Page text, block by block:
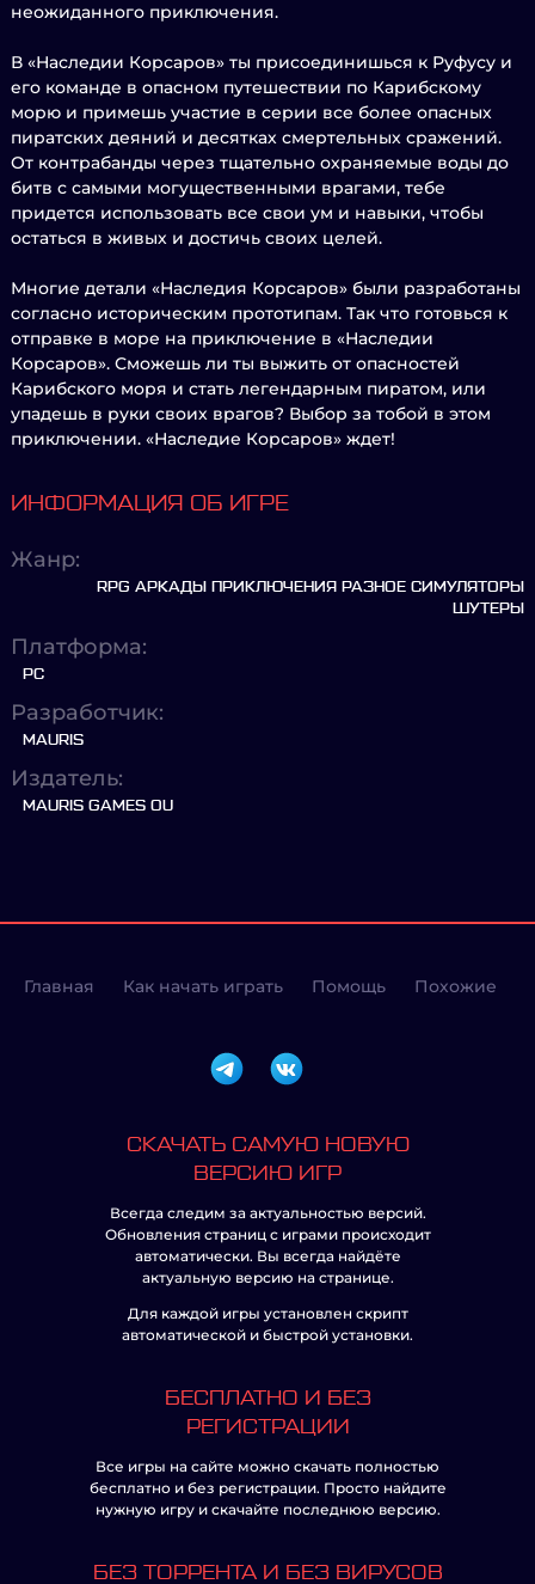
неожиданного приключения.
В «Наследии Корсаров» ты присоединишься к Руфусу и
его команде в опасном путешествии по Карибскому
морю и примешь участие в серии все более опасных
пиратских деяний и десятках смертельных сражений.
От контрабанды через тщательно охраняемые воды до
битв с самыми могущественными врагами, тебе
придется использовать все свои ум и навыки, чтобы
остаться в живых и достичь своих целей.
Многие детали «Наследия Корсаров» были разработаны
согласно историческим прототипам. Так что готовься к
отправке в море на приключение в «Наследии
Корсаров». Сможешь ли ты выжить от опасностей
Карибского моря и стать легендарным пиратом, или
упадешь в руки своих врагов? Выбор за тобой в этом
приключении. «Наследие Корсаров» ждет!
ИНФОРМАЦИЯ ОБ ИГРЕ
Жанр:
RPG АРКАДЫ ПРИКЛЮЧЕНИЯ РАЗНОЕ СИМУЛЯТОРЫ
ШУТЕРЫ
Платформа:
PC
Разработчик:
MAURIS
Издатель:
MAURIS GAMES OU
Главная Как начать играть Помощь Похожие
СКАЧАТЬ САМУЮ НОВУЮ
ВЕРСИЮ ИГР
Всегда следим за актуальностью версий.
Обновления страниц с играми происходит
автоматически. Вы всегда найдёте
актуальную версию на странице.
Для каждой игры установлен скрипт
автоматической и быстрой установки.
БЕСПЛАТНО И БЕЗ
РЕГИСТРАЦИИ
Все игры на сайте можно скачать полностью
бесплатно и без регистрации. Просто найдите
нужную игру и скачайте последнюю версию.
БЕЗ ТОРРЕНТА И БЕЗ ВИРУСОВ